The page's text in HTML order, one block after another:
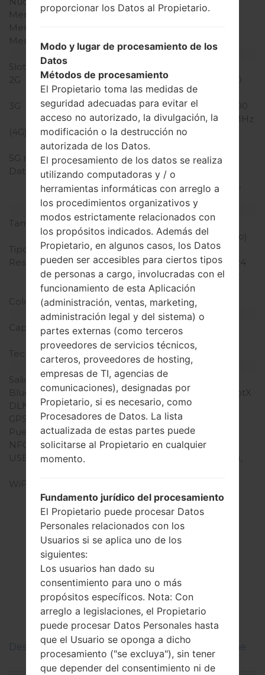
Memoria RAM
2GB
Memoria interna
Memoria externa
Red y Datos
Slot de tarjeta
2G
GSM 850/900/1800/1900
MHz
3G
UMTS 850/900/1900/2100
MHz CDMA 800/1900 MHz
(4G) LTE
LTE band 2(1900),
4(1700/2100), 7(2600)
5G network
Datos
GPRS, EDGE, UMTS,
HSDPA, HSUPA, HSPA+,
LTE, LTE-A
Pantalla
Tamaño de la pantalla
5.2 pulgadas (~75.9%
relación pantalla-cuerpo)
Tipo de Pantalla
True HD-IPS + LCD
Resolución de Pantalla
1080 x 1920 píxeles (~424
densidad de píxeles por
pulgada)
Colores de pantalla
16M colores
Batería y Teclado
Capacidad de batería
No extraíble Li-Po 3000
mAh
Teclado físico
Interfaces
Salida de audio
3.5mm jack
Bluetooth
versión 4.0, A2DP, LE, aptX
DLNA
Sí
GPS
A-GPS, GLONASS
Puerto infrarrojo
Sí
NFC
Sí
USB
WiFi
dual-band, Wi-Fi Direct,
hotspot
El Firmware
LGD803(LGD803)
akaLG G2 LTE
Descripciones de regiones firmwares de LG Phone
proporcionar los Datos al Propietario.
Modo y lugar de procesamiento de los
Datos
Métodos de procesamiento
El Propietario toma las medidas de
seguridad adecuadas para evitar el
acceso no autorizado, la divulgación, la
modificación o la destrucción no
autorizada de los Datos.
El procesamiento de los datos se realiza
utilizando computadoras y / o
herramientas informáticas con arreglo a
los procedimientos organizativos y
modos estrictamente relacionados con
los propósitos indicados. Además del
Propietario, en algunos casos, los Datos
pueden ser accesibles para ciertos tipos
de personas a cargo, involucradas con el
funcionamiento de esta Aplicación
(administración, ventas, marketing,
administración legal y del sistema) o
partes externas (como terceros
proveedores de servicios técnicos,
carteros, proveedores de hosting,
empresas de TI, agencias de
comunicaciones), designadas por
Propietario, si es necesario, como
Procesadores de Datos. La lista
actualizada de estas partes puede
solicitarse al Propietario en cualquier
momento.
Fundamento jurídico del procesamiento
El Propietario puede procesar Datos
Personales relacionados con los
Usuarios si se aplica uno de los
siguientes:
Los usuarios han dado su
consentimiento para uno o más
propósitos específicos. Nota: Con
arreglo a legislaciones, el Propietario
puede procesar Datos Personales hasta
que el Usuario se oponga a dicho
procesamiento ("se excluya"), sin tener
que depender del consentimiento ni de